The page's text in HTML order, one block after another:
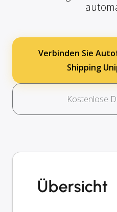
Verbinden Sie
Shipping
Kostenlose
Übersicht